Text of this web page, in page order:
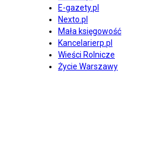
E-gazety.pl
Nexto.pl
Mała księgowość
Kancelarierp.pl
Wieści Rolnicze
Życie Warszawy